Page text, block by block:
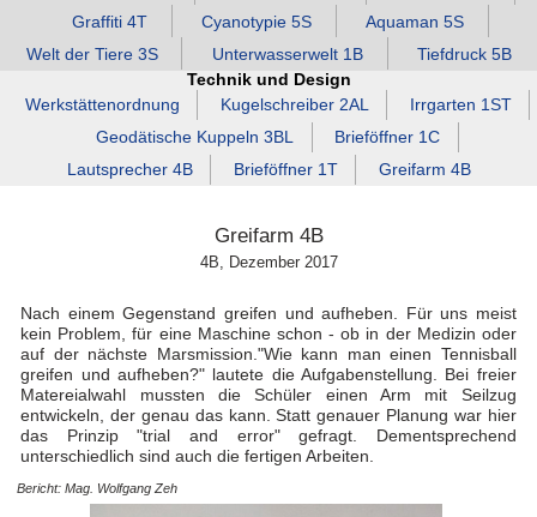
Graffiti 4T
Cyanotypie 5S
Aquaman 5S
Welt der Tiere 3S
Unterwasserwelt 1B
Tiefdruck 5B
Technik und Design
Werkstättenordnung
Kugelschreiber 2AL
Irrgarten 1ST
Geodätische Kuppeln 3BL
Brieföffner 1C
Lautsprecher 4B
Brieföffner 1T Greifarm 4B
Greifarm 4B
4B, Dezember 2017
Nach einem Gegenstand greifen und aufheben. Für uns meist
kein Problem, für eine Maschine schon - ob in der Medizin oder
auf der nächste Marsmission."Wie kann man einen Tennisball
greifen und aufheben?" lautete die Aufgabenstellung. Bei freier
Matereialwahl mussten die Schüler einen Arm mit Seilzug
entwickeln, der genau das kann. Statt genauer Planung war hier
das Prinzip "trial and error" gefragt. Dementsprechend
unterschiedlich sind auch die fertigen Arbeiten.
Bericht: Mag. Wolfgang Zeh